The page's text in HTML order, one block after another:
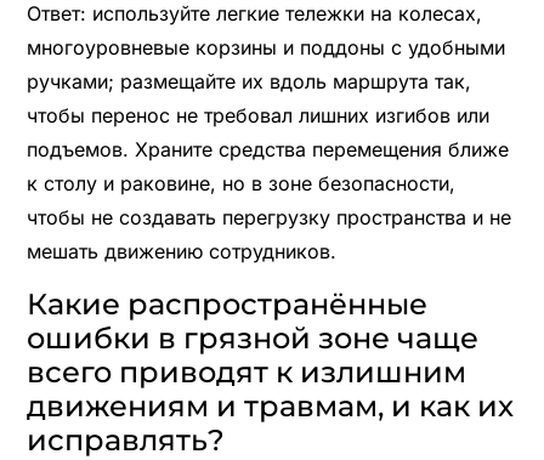
Ответ: используйте легкие тележки на колесах,
многоуровневые корзины и поддоны с удобными
ручками; размещайте их вдоль маршрута так,
чтобы перенос не требовал лишних изгибов или
подъемов. Храните средства перемещения ближе
к столу и раковине, но в зоне безопасности,
чтобы не создавать перегрузку пространства и не
мешать движению сотрудников.
Какие распространённые
ошибки в грязной зоне чаще
всего приводят к излишним
движениям и травмам, и как их
исправлять?